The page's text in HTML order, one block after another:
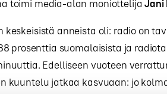
toimi media-alan moniottelijaJani
keskeisistä anneista oli: radio on
prosenttia suomalaisista ja
Edelliseen vuoteen
kuuntelu jatkaa kasvuaan: jo